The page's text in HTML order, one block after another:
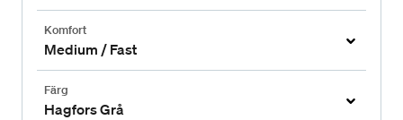
Komfort
Medium / Fast
Färg
Hagfors Grå